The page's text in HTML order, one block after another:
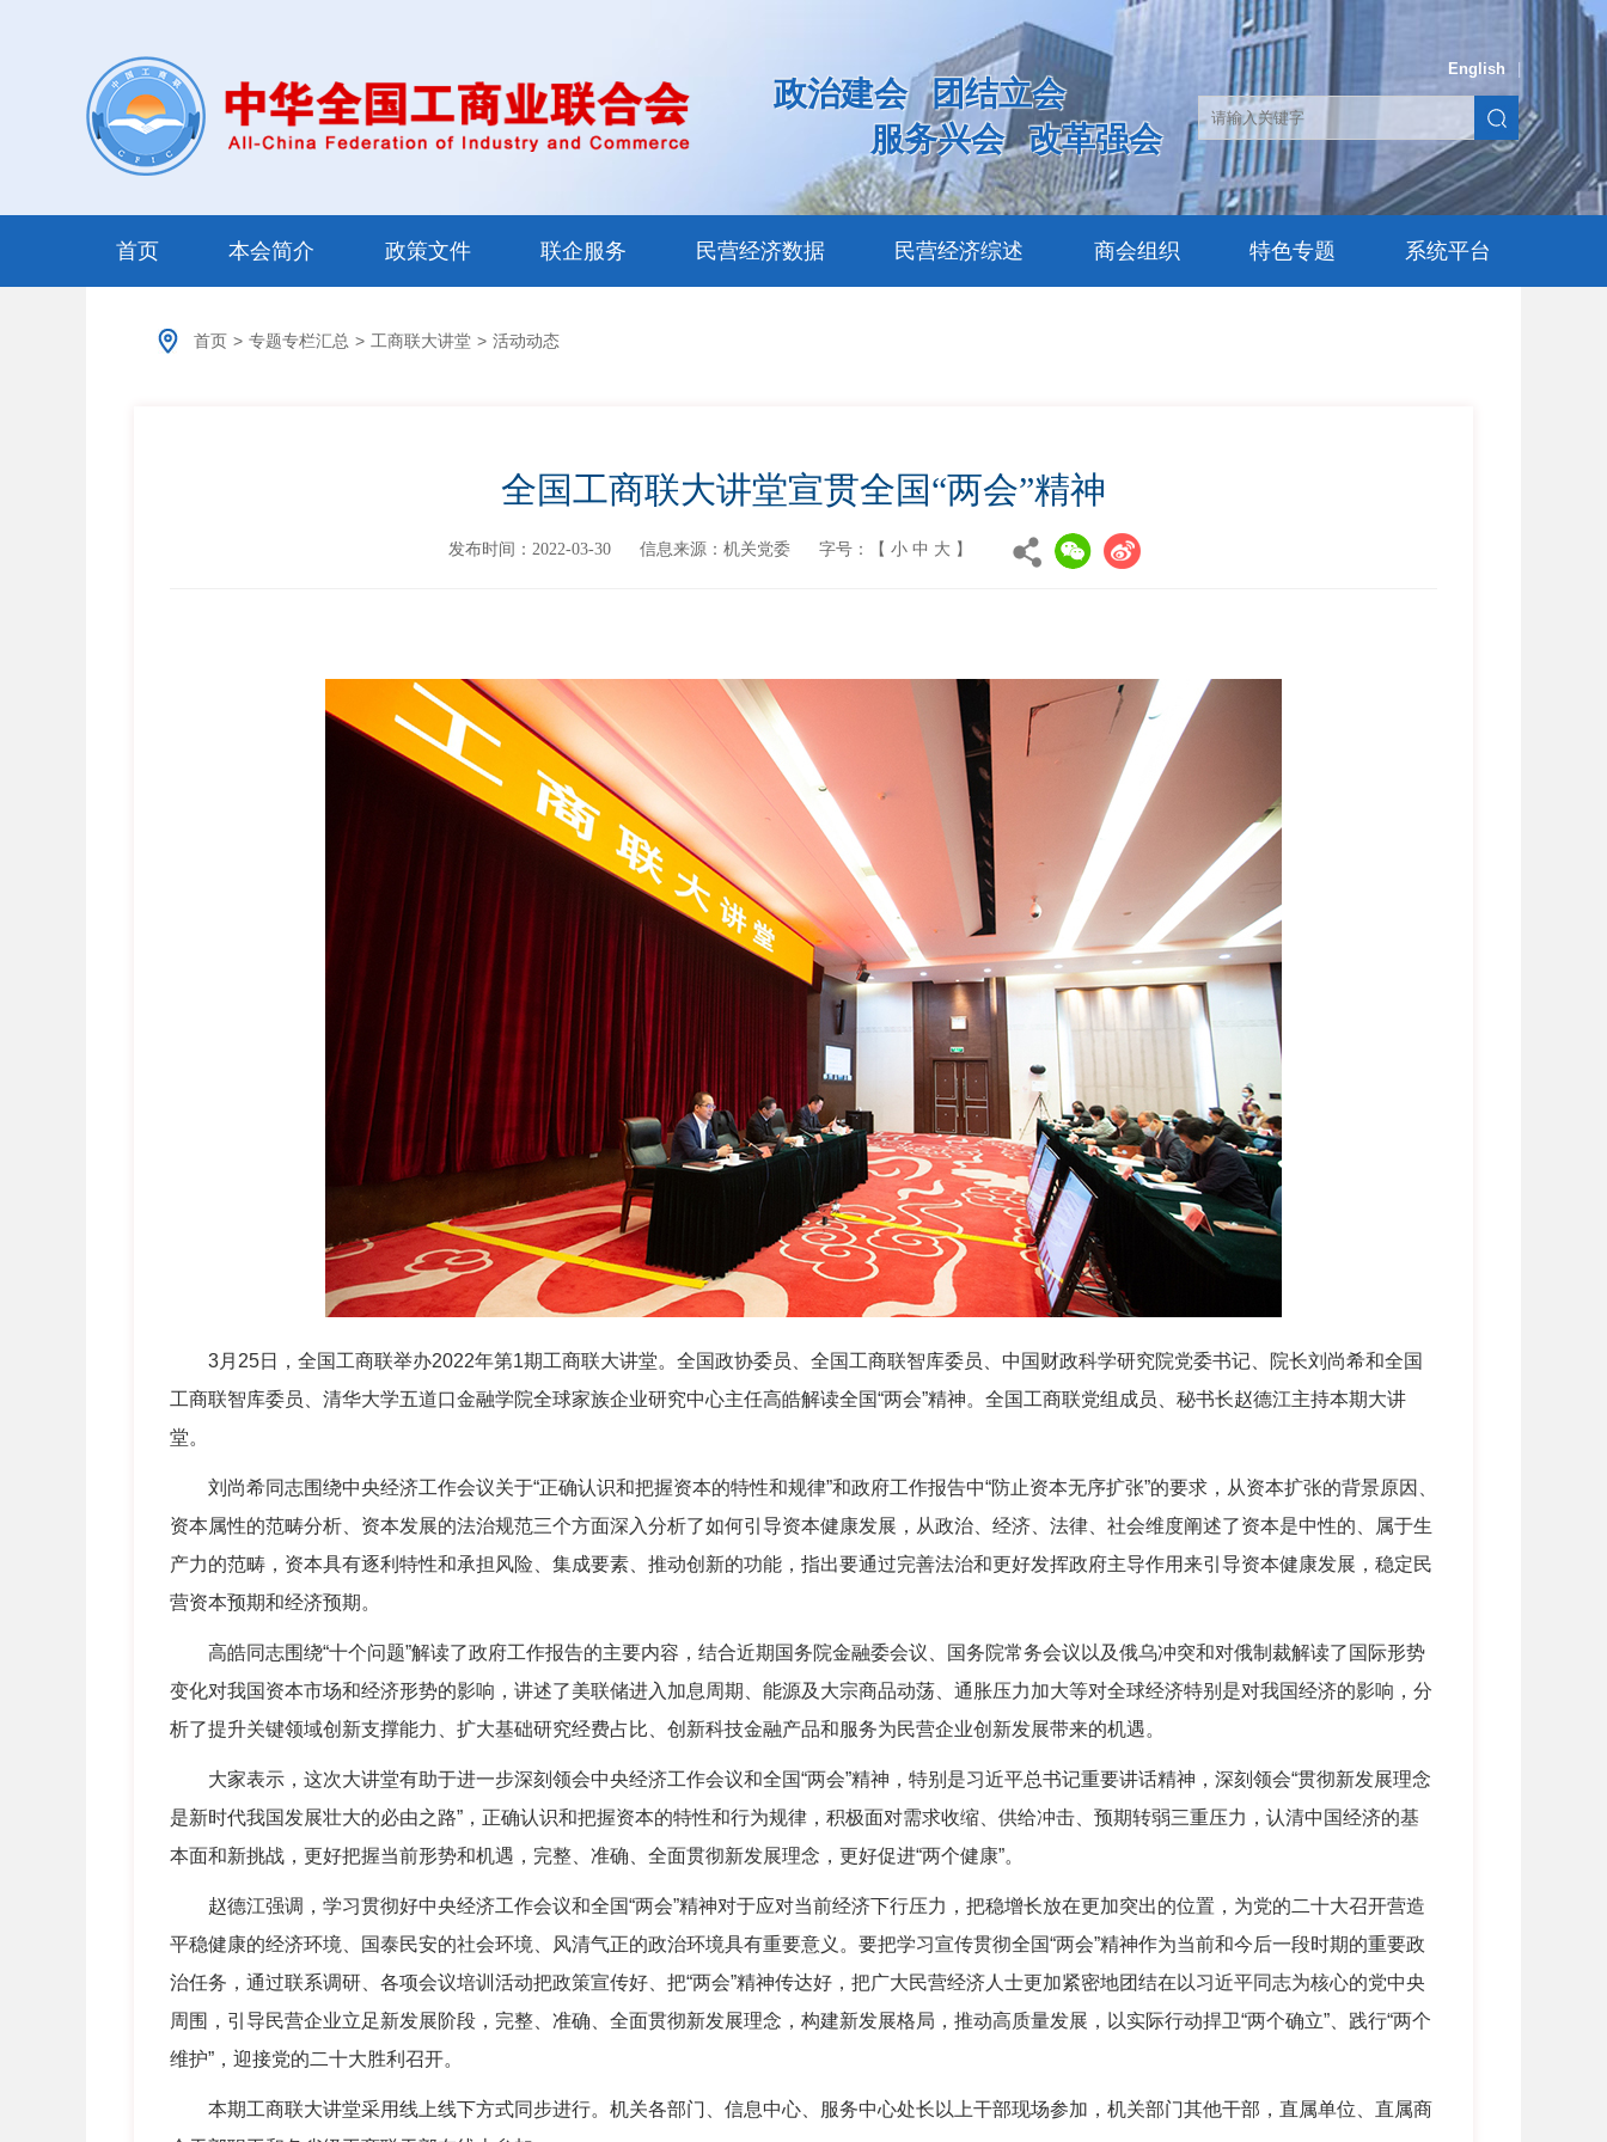
政治建会 团结立会
服务兴会 改革强会
English
首页 本会简介 政策文件 联企服务 民营经济数据 民营经济综述 商会组织 特色专题 系统平台
首页 > 专题专栏汇总 > 工商联大讲堂 > 活动动态
全国工商联大讲堂宣贯全国“两会”精神
发布时间：2022-03-30 信息来源：机关党委 字号：【 小 中 大 】
3月25日，全国工商联举办2022年第1期工商联大讲堂。全国政协委员、全国工商联智库委员、中国财政科学研究院党委书记、院长刘尚希和全国
工商联智库委员、清华大学五道口金融学院全球家族企业研究中心主任高皓解读全国“两会”精神。全国工商联党组成员、秘书长赵德江主持本期大讲
堂。
刘尚希同志围绕中央经济工作会议关于“正确认识和把握资本的特性和规律”和政府工作报告中“防止资本无序扩张”的要求，从资本扩张的背景原因、
资本属性的范畴分析、资本发展的法治规范三个方面深入分析了如何引导资本健康发展，从政治、经济、法律、社会维度阐述了资本是中性的、属于生
产力的范畴，资本具有逐利特性和承担风险、集成要素、推动创新的功能，指出要通过完善法治和更好发挥政府主导作用来引导资本健康发展，稳定民
营资本预期和经济预期。
高皓同志围绕“十个问题”解读了政府工作报告的主要内容，结合近期国务院金融委会议、国务院常务会议以及俄乌冲突和对俄制裁解读了国际形势
变化对我国资本市场和经济形势的影响，讲述了美联储进入加息周期、能源及大宗商品动荡、通胀压力加大等对全球经济特别是对我国经济的影响，分
析了提升关键领域创新支撑能力、扩大基础研究经费占比、创新科技金融产品和服务为民营企业创新发展带来的机遇。
大家表示，这次大讲堂有助于进一步深刻领会中央经济工作会议和全国“两会”精神，特别是习近平总书记重要讲话精神，深刻领会“贯彻新发展理念
是新时代我国发展壮大的必由之路”，正确认识和把握资本的特性和行为规律，积极面对需求收缩、供给冲击、预期转弱三重压力，认清中国经济的基
本面和新挑战，更好把握当前形势和机遇，完整、准确、全面贯彻新发展理念，更好促进“两个健康”。
赵德江强调，学习贯彻好中央经济工作会议和全国“两会”精神对于应对当前经济下行压力，把稳增长放在更加突出的位置，为党的二十大召开营造
平稳健康的经济环境、国泰民安的社会环境、风清气正的政治环境具有重要意义。要把学习宣传贯彻全国“两会”精神作为当前和今后一段时期的重要政
治任务，通过联系调研、各项会议培训活动把政策宣传好、把“两会”精神传达好，把广大民营经济人士更加紧密地团结在以习近平同志为核心的党中央
周围，引导民营企业立足新发展阶段，完整、准确、全面贯彻新发展理念，构建新发展格局，推动高质量发展，以实际行动捍卫“两个确立”、践行“两个
维护”，迎接党的二十大胜利召开。
本期工商联大讲堂采用线上线下方式同步进行。机关各部门、信息中心、服务中心处长以上干部现场参加，机关部门其他干部，直属单位、直属商